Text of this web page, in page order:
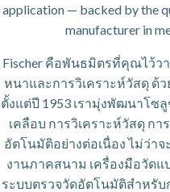
application — backed by the
manufacturer in
Fischer คือพันธมิตรที่คุณไว้ว
หนาและการวิเคราะห์วัสดุ ด้
ตั้งแต่ปี 1953 เรามุ่งพัฒนาโ
เคลือบ การวิเคราะห์วัสดุ ก
อัตโนมัติอย่างต่อเนื่อง ไม่ว่า
งานภาคสนาม เครื่องมือวัด
ระบบตรวจวัดอัตโนมัติสำหรั